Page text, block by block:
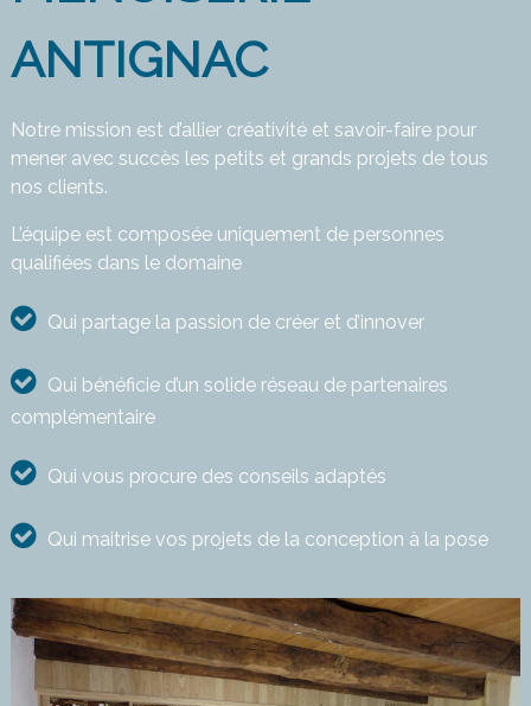
ANTIGNAC
Notre mission est d’allier créativité et savoir-faire pour
mener avec succès les petits et grands projets de tous
nos clients.
L’équipe est composée uniquement de personnes
qualifiées dans le domaine
Qui partage la passion de créer et d’innover
Qui bénéficie d’un solide réseau de partenaires
complémentaire
Qui vous procure des conseils adaptés
Qui maitrise vos projets de la conception à la pose